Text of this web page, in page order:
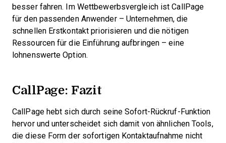
besser fahren. Im Wettbewerbsvergleich ist CallPage
für den passenden Anwender – Unternehmen, die
schnellen Erstkontakt priorisieren und die nötigen
Ressourcen für die Einführung aufbringen – eine
lohnenswerte Option.
CallPage: Fazit
CallPage hebt sich durch seine Sofort-Rückruf-Funktion
hervor und unterscheidet sich damit von ähnlichen Tools,
die diese Form der sofortigen Kontaktaufnahme nicht